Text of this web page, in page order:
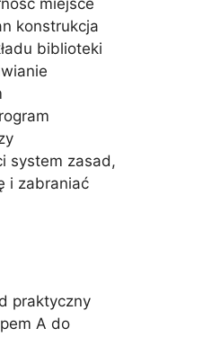
konstrukcja
biblioteki
system zasad,
i zabraniać
praktyczny
A do